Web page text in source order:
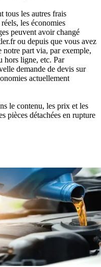
tous les autres frais
les économies
peuvent avoir changé
ou depuis que vous avez
notre part via, par exemple,
hors ligne, etc. Par
demande de devis sur
actuellement
le contenu, les prix et les
pièces détachées en rupture